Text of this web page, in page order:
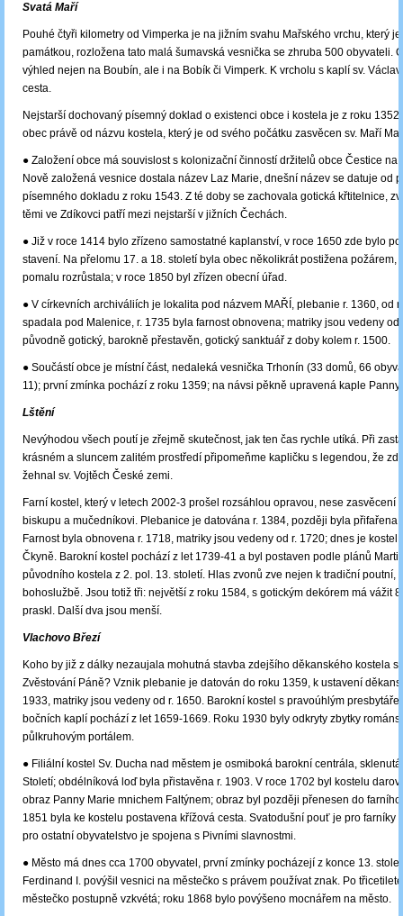
Svatá Maří
Pouhé čtyři kilometry od Vimperka je na jižním svahu Mařského vrchu, který
památkou, rozložena tato malá šumavská vesnička se zhruba 500 obyvateli.
výhled nejen na Boubín, ale i na Bobík či Vimperk. K vrcholu s kaplí sv.
cesta.
Nejstarší dochovaný písemný doklad o existenci obce i kostela je z roku
obec právě od názvu kostela, který je od svého počátku zasvěcen sv. Maří
● Založení obce má souvislost s kolonizační činností držitelů obce Čestice na
Nově založená vesnice dostala název Laz Marie, dnešní název se datuje od
písemného dokladu z roku 1543. Z té doby se zachovala gotická křtitelnice,
těmi ve Zdíkovci patří mezi nejstarší v jižních Čechách.
● Již v roce 1414 bylo zřízeno samostatné kaplanství, v roce 1650 zde bylo
stavení. Na přelomu 17. a 18. století byla obec několikrát postižena požárem,
pomalu rozrůstala; v roce 1850 byl zřízen obecní úřad.
● V církevních archiváliích je lokalita pod názvem MAŘÍ, plebanie r. 1360, od
spadala pod Malenice, r. 1735 byla farnost obnovena; matriky jsou vedeny od
původně gotický, barokně přestavěn, gotický sanktuář z doby kolem r. 1500.
● Součástí obce je místní část, nedaleká vesnička Trhonín (33 domů, 66
11); první zmínka pochází z roku 1359; na návsi pěkně upravená kaple Panny
Lštění
Nevýhodou všech poutí je zřejmě skutečnost, jak ten čas rychle utíká. Při
krásném a sluncem zalitém prostředí připomeňme kapličku s legendou, že
žehnal sv. Vojtěch České zemi.
Farní kostel, který v letech 2002-3 prošel rozsáhlou opravou, nese zasvěcení
biskupu a mučedníkovi. Plebanice je datována r. 1384, později byla přifařena
Farnost byla obnovena r. 1718, matriky jsou vedeny od r. 1720; dnes je kostel
Čkyně. Barokní kostel pochází z let 1739-41 a byl postaven podle plánů
původního kostela z 2. pol. 13. století. Hlas zvonů zve nejen k tradiční poutní,
bohoslužbě. Jsou totiž tři: největší z roku 1584, s gotickým dekórem má vážit
praskl. Další dva jsou menší.
Vlachovo Březí
Koho by již z dálky nezaujala mohutná stavba zdejšího děkanského kostela
Zvěstování Páně? Vznik plebanie je datován do roku 1359, k ustavení
1933, matriky jsou vedeny od r. 1650. Barokní kostel s pravoúhlým
bočních kaplí pochází z let 1659-1669. Roku 1930 byly odkryty zbytky
půlkruhovým portálem.
● Filiální kostel Sv. Ducha nad městem je osmiboká barokní centrála,
Století; obdélníková loď byla přistavěna r. 1903. V roce 1702 byl kostelu
obraz Panny Marie mnichem Faltýnem; obraz byl později přenesen do
1851 byla ke kostelu postavena křížová cesta. Svatodušní pouť je pro farníky
pro ostatní obyvatelstvo je spojena s Pivními slavnostmi.
● Město má dnes cca 1700 obyvatel, první zmínky pocházejí z konce 13.
Ferdinand I. povýšil vesnici na městečko s právem používat znak. Po
městečko postupně vzkvétá; roku 1868 bylo povýšeno mocnářem na město.